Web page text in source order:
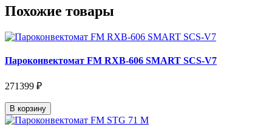
Похожие товары
Пароконвектомат FM RXB-606 SMART SCS-V7
271399 ₽
В корзину